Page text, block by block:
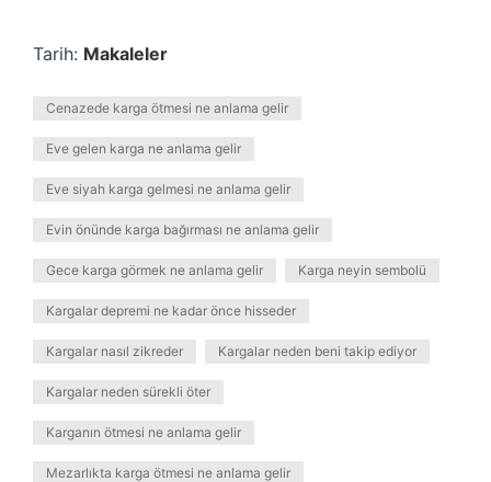
Tarih: Makaleler
Cenazede karga ötmesi ne anlama gelir
Eve gelen karga ne anlama gelir
Eve siyah karga gelmesi ne anlama gelir
Evin önünde karga bağırması ne anlama gelir
Gece karga görmek ne anlama gelir Karga neyin sembolü
Kargalar depremi ne kadar önce hisseder
Kargalar nasıl zikreder Kargalar neden beni takip ediyor
Kargalar neden sürekli öter
Karganın ötmesi ne anlama gelir
Mezarlıkta karga ötmesi ne anlama gelir